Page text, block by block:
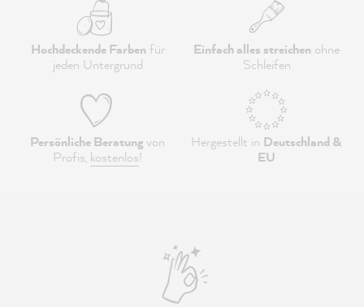
Hochdeckende Farbenfür
jeden Untergrund
Einfach alles streichen ohne
Schleifen
Persönliche Beratungvon
Profis, kostenlos!
Hergestellt in Deutschland &
EU